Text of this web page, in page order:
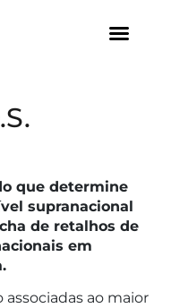
que determine
supranacional
de retalhos de
em
ao maior